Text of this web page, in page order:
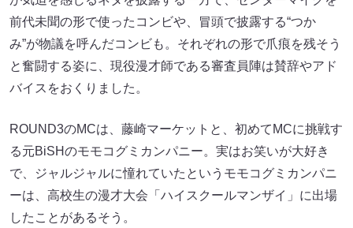
前代未聞の形で使ったコンビや、冒頭で披露する“つか
み”が物議を呼んだコンビも。それぞれの形で爪痕を残そう
と奮闘する姿に、現役漫才師である審査員陣は賛辞やアド
バイスをおくりました。
ROUND3のMCは、藤崎マーケットと、初めてMCに挑戦す
る元BiSHのモモコグミカンパニー。実はお笑いが大好き
で、ジャルジャルに憧れていたというモモコグミカンパニ
ーは、高校生の漫才大会「ハイスクールマンザイ」に出場
したことがあるそう。